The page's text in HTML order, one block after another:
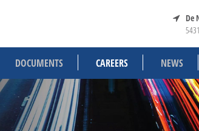
De
DOCUMENTS CAREERS NEWS